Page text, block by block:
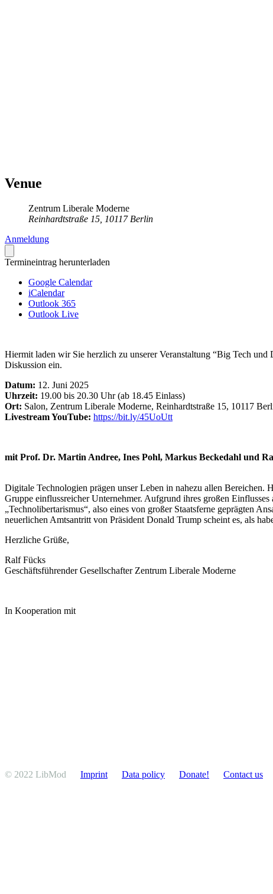
Venue
Zentrum Liberale Moderne
Reinhardtstraße 15, 10117 Berlin
Anmeldung
Termineintrag herunterladen
Google Calendar
iCalendar
Outlook 365
Outlook Live
Hiermit laden wir Sie herzlich zu unserer Veranstaltung “Big Tech
Diskussion ein.
Datum: 12. Juni 2025
Uhrzeit: 19.00 bis 20.30 Uhr (ab 18.45 Einlass)
Ort: Salon, Zentrum Liberale Moderne, Reinhardt­straße 15, 10117
Livestream YouTube: https://bit.ly/45UoUtt
mit Prof. Dr. Martin Andree, Ines Pohl, Markus Beckedahl und
Digitale Technologien prägen unser Leben in nahezu allen
Gruppe einflussre­icher Unternehmer. Aufgrund ihres großen
„Techno­lib­er­tarismus“, also eines von großer Staats­ferne geprägten
neuer­lichen Amtsantritt von Präsident Donald Trump scheint es, als
Herzliche Grüße,
Ralf Fücks
Geschäfts­führender Gesellschafter Zentrum Liberale Moderne
In Kooper­ation mit
© 2022 LibMod Imprint Data policy Donate! Contact us